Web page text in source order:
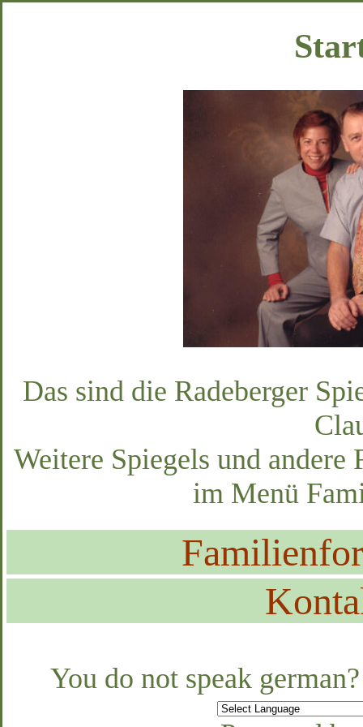
Das sind die Radeberger
Weitere Spiegels und
im Menü
You do not speak